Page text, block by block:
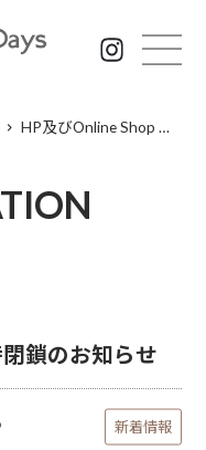
HP及びOnline Shop 一時閉鎖のお知らせ
鎖のお知らせ
新着情報